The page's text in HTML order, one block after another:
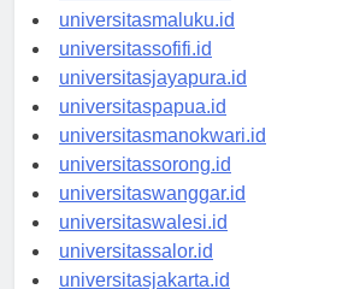
universitasambon.id
universitasmaluku.id
universitassofifi.id
universitasjayapura.id
universitaspapua.id
universitasmanokwari.id
universitassorong.id
universitaswanggar.id
universitaswalesi.id
universitassalor.id